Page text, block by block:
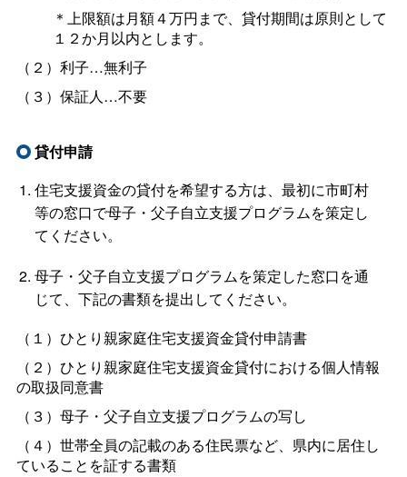
＊上限額は月額４万円まで、貸付期間は原則として
１２か月以内とします。
（２）利子…無利子
（３）保証人…不要
貸付申請
住宅支援資金の貸付を希望する方は、最初に市町村
等の窓口で母子・父子自立支援プログラムを策定し
てください。
母子・父子自立支援プログラムを策定した窓口を通
じて、下記の書類を提出してください。
（１）ひとり親家庭住宅支援資金貸付申請書
（２）ひとり親家庭住宅支援資金貸付における個人情報
の取扱同意書
（３）母子・父子自立支援プログラムの写し
（４）世帯全員の記載のある住民票など、県内に居住し
ていることを証する書類